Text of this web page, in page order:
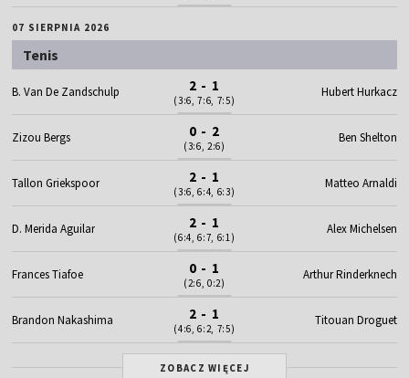
07 SIERPNIA 2026
Tenis
B. Van De Zandschulp 2 - 1
(3:6, 7:6, 7:5)
Hubert Hurkacz
Zizou Bergs 0 - 2
(3:6, 2:6)
Ben Shelton
Tallon Griekspoor 2 - 1
(3:6, 6:4, 6:3)
Matteo Arnaldi
D. Merida Aguilar 2 - 1
(6:4, 6:7, 6:1)
Alex Michelsen
Frances Tiafoe 0 - 1
(2:6, 0:2)
Arthur Rinderknech
Brandon Nakashima 2 - 1
(4:6, 6:2, 7:5)
Titouan Droguet
ZOBACZ WIĘCEJ